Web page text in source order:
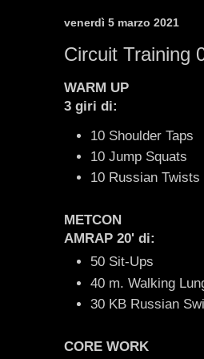
venerdì 5 marzo 2021
Circuit Training
WARM UP
3 giri di:
10 Shoulder Taps
10 Jump Squats
10 Russian Twists
METCON
AMRAP 20' di:
50 Sit-Ups
40 m. Walking
30 KB Russian
CORE WORK